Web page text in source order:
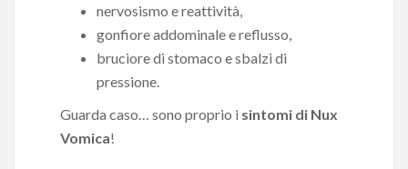
nervosismo e reattività,
gonfiore addominale e reflusso,
bruciore di stomaco e sbalzi di
pressione.
Guarda caso… sono proprio i sintomi di Nux
Vomica!